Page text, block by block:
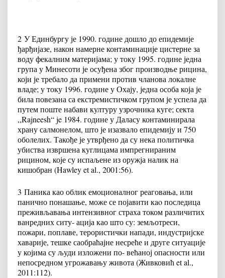
2 У Единбургу је 1990. године дошло до епидемије
ђарђијазе, након намерне контаминације цистерне за
воду фекалним материјама; у току 1995. године једна
група у Минесоти је осуђена због производње рицина,
који је требало да примени против чланова локалне
владе; у току 1996. године у Охају, једна особа која је
била повезана са екстремистичком групом је успела да
путем поште набави културу узрочника куге; секта
,,Rajneesh“ je 1984. године у Даласу контаминирала
храну салмонелом, што је изазвало епидемију и 750
оболелих. Такође је утврђено да су нека политичка
убиства извршена куглицама импрегнираним
рицином, које су испаљене из оружја налик на
кишобран (Hawley et al., 2001:56).
3 Паника као облик емоционалног реаговања, или
панично понашање, може се појавити кao последица
преживљавања интензивног страха током различитих
ванредних ситу- ација као што су: земљотреси,
пожари, поплаве, терористички напади, индустријске
хаварије, тешке саобраћајне несреће и друге ситуације
у којима су људи изложени по- већаној опасности или
непосредном угрожавању живота (Живковић et al.,
2011:112).